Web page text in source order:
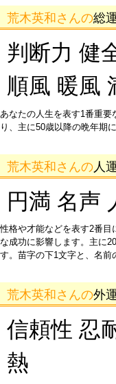
荒木英和さんの総
判断力 健
順風 暖風
あなたの人生を表す1番重
り、主に50歳以降の晩年期
荒木英和さんの 人
円満 名声
性格や才能などを表す2番目
な成功に影響します。主に
す。苗字の下1文字と、名前
荒木英和さんの外
信頼性 忍
熱